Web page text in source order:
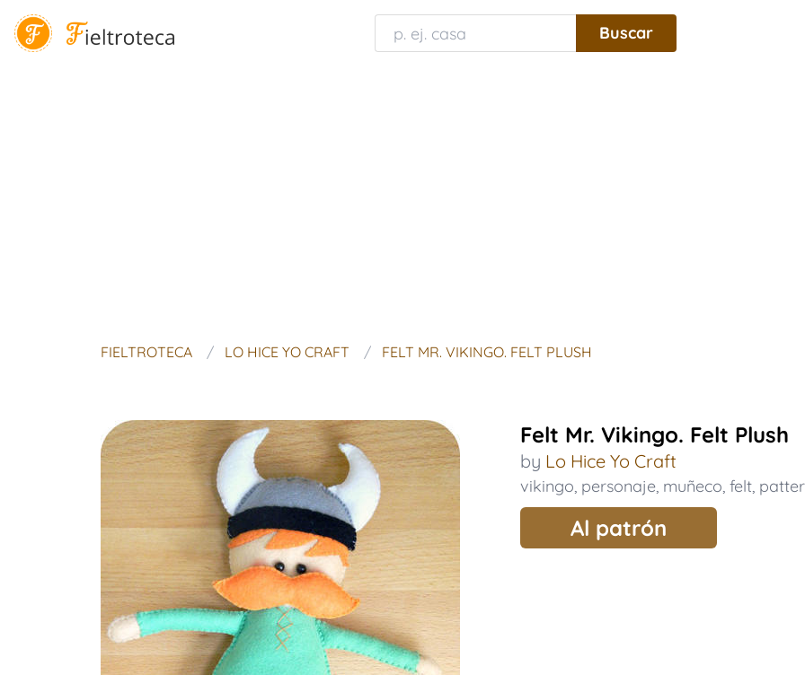
FIELTROTECA LO HICE YO CRAFT FELT MR. VIKINGO. FELT PLUSH
Felt Mr. Vikingo. Felt Plush
by Lo Hice Yo Craft
vikingo, personaje, muñeco, felt,
Al patrón